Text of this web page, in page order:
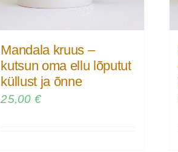
Mandala kruus –
kutsun oma ellu lõputut
küllust ja õnne
25,00€